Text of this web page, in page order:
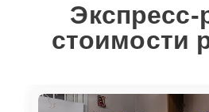
Экспресс-
стоимости